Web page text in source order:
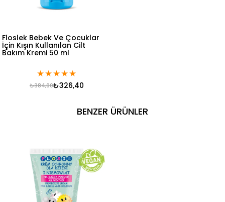
Floslek Bebek Ve Çocuklar
İçin Kışın Kullanılan Cilt
Bakım Kremi 50 ml
★★★★★
₺326,40
₺384,00
BENZER ÜRÜNLER